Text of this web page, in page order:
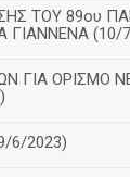
ΤΟΥ 89ου
(10/
ΓΙΑ ΟΡΙΣΜΟ
6/2023)